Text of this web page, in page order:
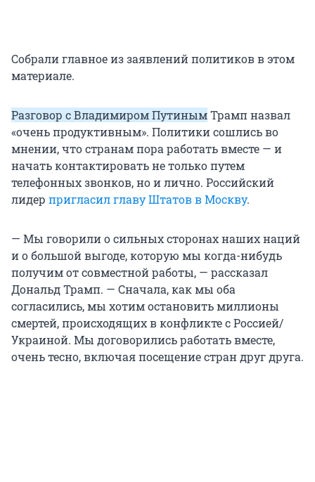
Собрали главное из заявлений политиков в этом
материале.
Разговор с Владимиром ПутинымТрамп назвал
«очень продуктивным». Политики сошлись во
мнении, что странам пора работать вместе — и
начать контактировать не только путем
телефонных звонков, но и лично. Российский
лидер пригласил главу Штатов в Москву.
— Мы говорили о сильных сторонах наших наций
и о большой выгоде, которую мы когда-нибудь
получим от совместной работы, — рассказал
Дональд Трамп. — Сначала, как мы оба
согласились, мы хотим остановить миллионы
смертей, происходящих в конфликте с Россией/
Украиной. Мы договорились работать вместе,
очень тесно, включая посещение стран друг друга.